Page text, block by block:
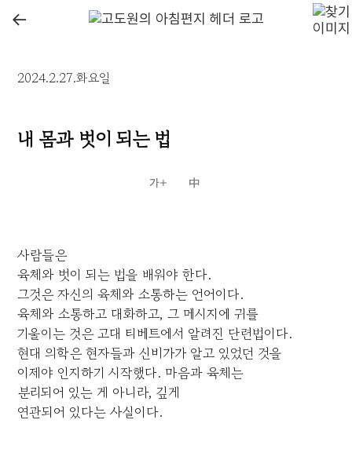
←
2024.2.27.화요일
내 몸과 벗이 되는 법
사람들은
육체와 벗이 되는 법을 배워야 한다.
그것은 자신의 육체와 소통하는 언어이다.
육체와 소통하고 대화하고, 그 메시지에 귀를
기울이는 것은 고대 티베트에서 알려진 단련법이다.
현대 의학은 현자들과 신비가가 알고 있었던 것을
이제야 인지하기 시작했다. 마음과 육체는
분리되어 있는 게 아니라, 깊게
연관되어 있다는 사실이다.